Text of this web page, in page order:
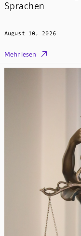
Sprachen
August 10, 2026
Mehr lesen 